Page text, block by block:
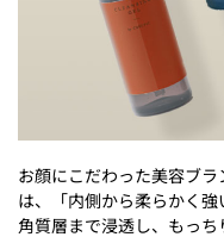
お顔にこだわった美容ブラ
は、「内側から柔らかく強
角質層まで浸透し、もっち